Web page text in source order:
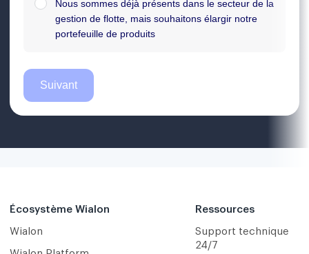
Écosystème Wialon
Wialon
Ressources
Support technique
24/7